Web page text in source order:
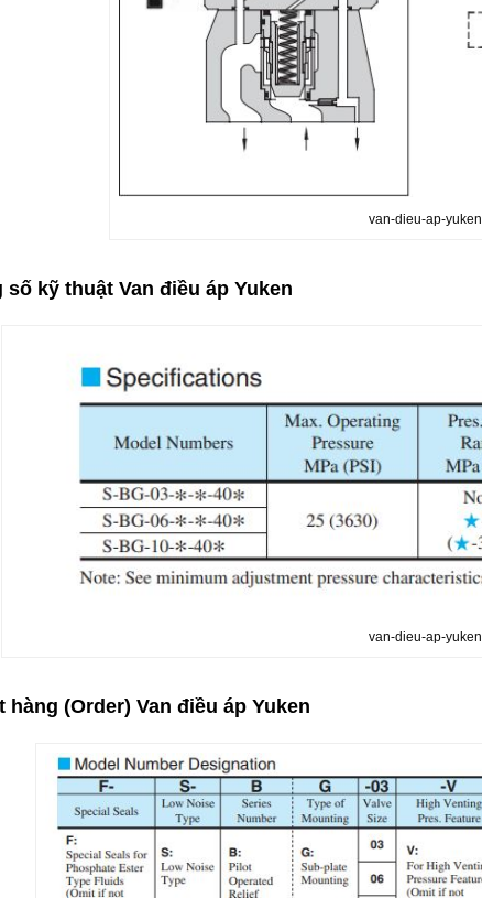
van-dieu-ap-yuken
số kỹ thuật Van điều áp Yuken
van-dieu-ap-yuken
hàng (Order) Van điều áp Yuken